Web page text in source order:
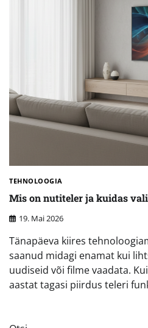
TEHNOLOOGIA
Mis on nutiteler ja kuidas
19. Mai 2026
Tänapäeva kiires
saanud midagi enamat kui
uudiseid või filme vaadata.
aastat tagasi piirdus teleri